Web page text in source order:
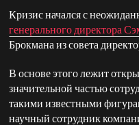
Кризис начался с
генерального директора
Брокмана из совета
В основе этого лежит
значительной частью
такими известными
научный сотрудник